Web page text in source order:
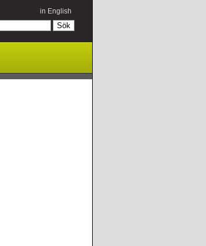
in English